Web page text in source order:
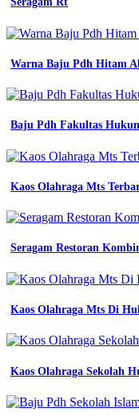
jersey
terdekat
17
seragam
paud
tpq
terbaru
baju
guru
paud
baju
dinas
34
contoh
seragam
tk
baju
tk
Warna Baju Pdh Hitam
Baju Pdh Fakultas
Kaos Olahraga Mts
Seragam Restoran
Kaos Olahraga Mts Di
Kaos Olahraga Sekolah